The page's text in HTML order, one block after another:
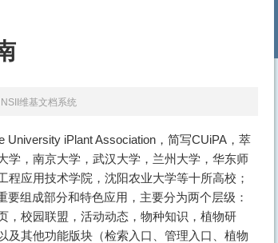
维基文档系统
University iPlant Association，简写CUiPA，萃
学，南京大学，武汉大学，兰州大学，华东师
应用技术学院，沈阳农业大学等十所高校；
组成部分和特色应用，主要分为两个层级：
，校园联盟，活动动态，物种知识，植物研
及其他功能版块（检索入口、管理入口、植物